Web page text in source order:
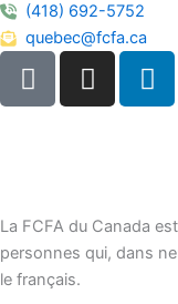
(418) 692-5752
quebec@fcfa.ca
F
a
o
k
-
I
n
r
a
L
i
i
n
La FCFA du Canada
personnes qui, dans
le français.